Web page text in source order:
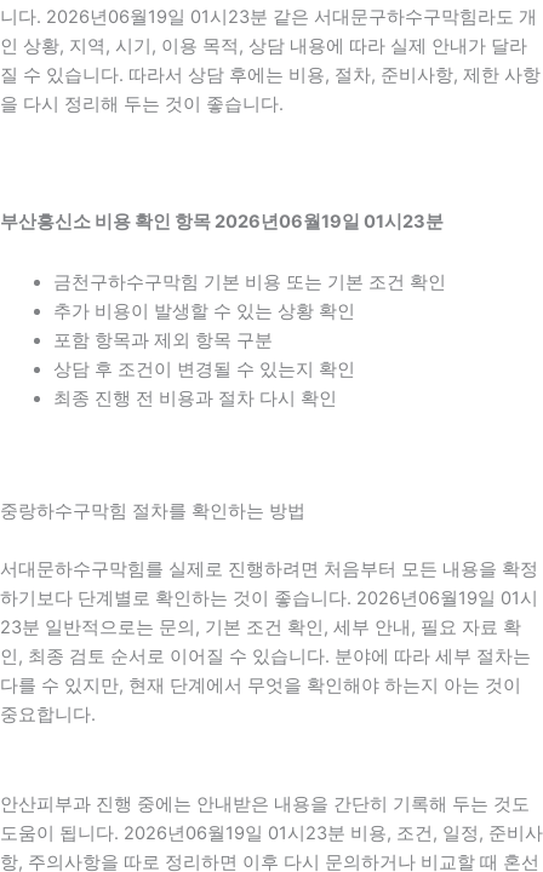
니다. 2026년06월19일 01시23분 같은 서대문구하수구막힘라도 개
인 상황, 지역, 시기, 이용 목적, 상담 내용에 따라 실제 안내가 달라
질 수 있습니다. 따라서 상담 후에는 비용, 절차, 준비사항, 제한 사항
을 다시 정리해 두는 것이 좋습니다.
부산흥신소 비용 확인 항목 2026년06월19일 01시23분
금천구하수구막힘 기본 비용 또는 기본 조건 확인
추가 비용이 발생할 수 있는 상황 확인
포함 항목과 제외 항목 구분
상담 후 조건이 변경될 수 있는지 확인
최종 진행 전 비용과 절차 다시 확인
중랑하수구막힘 절차를 확인하는 방법
서대문하수구막힘를 실제로 진행하려면 처음부터 모든 내용을 확정
하기보다 단계별로 확인하는 것이 좋습니다. 2026년06월19일 01시
23분 일반적으로는 문의, 기본 조건 확인, 세부 안내, 필요 자료 확
인, 최종 검토 순서로 이어질 수 있습니다. 분야에 따라 세부 절차는
다를 수 있지만, 현재 단계에서 무엇을 확인해야 하는지 아는 것이
중요합니다.
안산피부과 진행 중에는 안내받은 내용을 간단히 기록해 두는 것도
도움이 됩니다. 2026년06월19일 01시23분 비용, 조건, 일정, 준비사
항, 주의사항을 따로 정리하면 이후 다시 문의하거나 비교할 때 혼선